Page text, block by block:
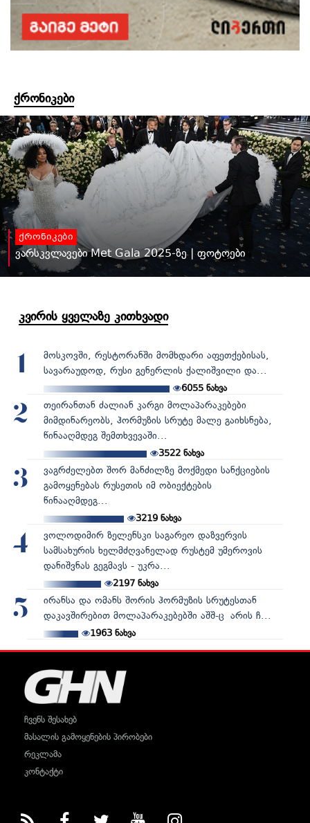
ქრონიკები
ქრონიკები
ვარსკვლავები Met Gala 2025-ზე | ფოტოები
კვირის ყველაზე კითხვადი
1
მოსკოვში, რესტორანში მომხდარი აფეთქებისას,
სავარაუდოდ, რუსი გენერლის ქალიშვილი და...
6055 ნახვა
2
თეირანთან ძალიან კარგი მოლაპარაკებები
მიმდინარეობს, ჰორმუზის სრუტე მალე გაიხსნება,
წინააღმდეგ შემთხვევაში...
3522ნახვა
3
ვაგრძელებთ შორ მანძილზე მოქმედი სანქციების
გამოყენებას რუსეთის იმ ობიექტების
წინააღმდეგ...
3219ნახვა
4
ვოლოდიმირ ზელენსკი საგარეო დაზვერვის
სამსახურის ხელმძღვანელად რუსტემ უმეროვის
დანიშვნას გეგმავს - უკრა...
2197ნახვა
5
ირანსა და ომანს შორის ჰორმუზის სრუტესთან
დაკავშირებით მოლაპარაკებებში აშშ-ც არის ჩ...
1963ნახვა
ჩვენს შესახებ
მასალის გამოყენების პირობები
რეკლამა
კონტაქტი